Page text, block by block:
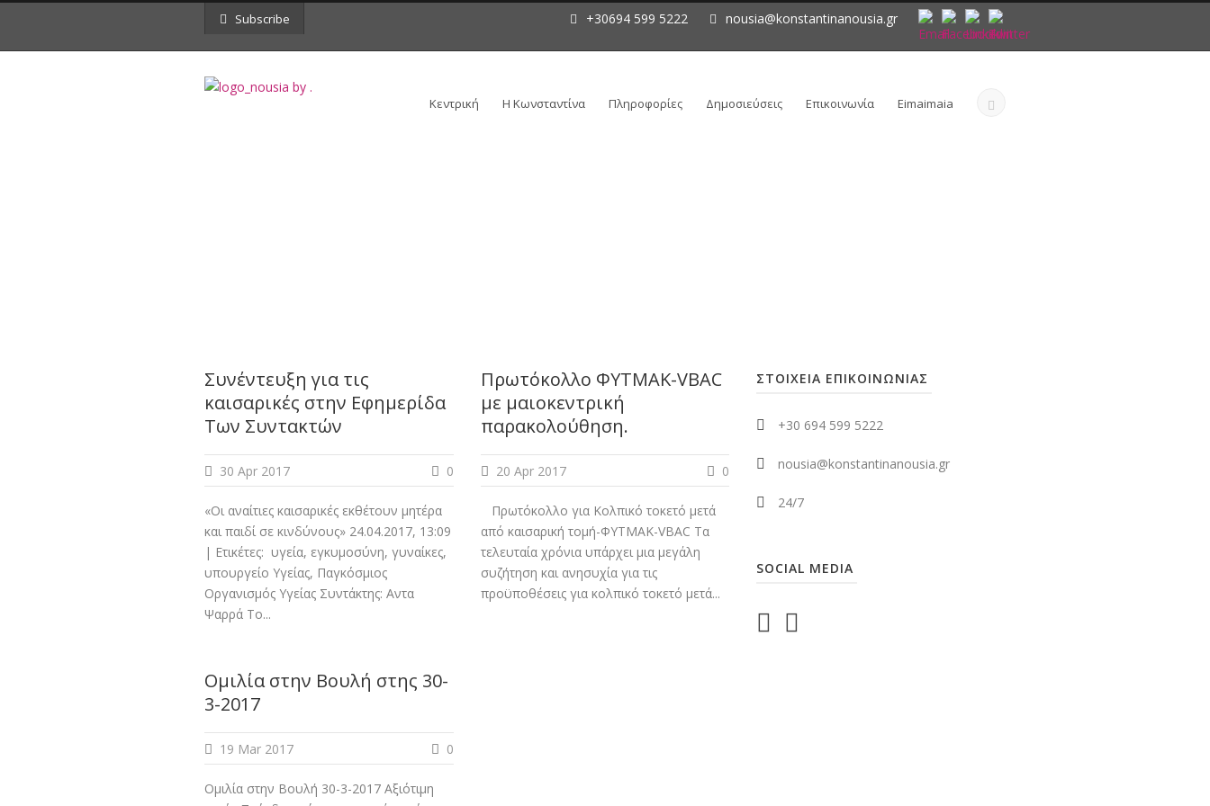
Subscribe +30694 599 5222 nousia@konstantinanousia.gr
Κεντρική Η Κωνσταντίνα Πληροφορίες Δημοσιεύσεις Επικοινωνία Eimaimaia
Συνέντευξη για τις
καισαρικές στην Εφημερίδα
Των Συντακτών
30 Apr 2017 0
«Οι αναίτιες καισαρικές εκθέτουν μητέρα
και παιδί σε κινδύνους» 24.04.2017, 13:09
| Ετικέτες: υγεία, εγκυμοσύνη, γυναίκες,
υπουργείο Υγείας, Παγκόσμιος
Οργανισμός Υγείας Συντάκτης: Αντα
Ψαρρά Το...
Πρωτόκολλο ΦΥΤΜΑΚ-VBAC
με μαιοκεντρική
παρακολούθηση.
20 Apr 2017 0
Πρωτόκολλο για Κολπικό τοκετό μετά
από καισαρική τομή-ΦΥΤΜΑΚ-VBAC Τα
τελευταία χρόνια υπάρχει μια μεγάλη
συζήτηση και ανησυχία για τις
προϋποθέσεις για κολπικό τοκετό μετά...
Ομιλία στην Βουλή στης 30-
3-2017
19 Mar 2017 0
Ομιλία στην Βουλή 30-3-2017 Αξιότιμη
ΣΤΟΙΧΕΙΑ ΕΠΙΚΟΙΝΩΝΙΑΣ
+30 694 599 5222
nousia@konstantinanousia.gr
24/7
SOCIAL MEDIA